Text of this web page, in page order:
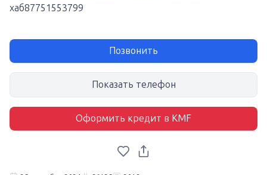
хаб87751553799
Позвонить
Показать телефон
Оформить кредит в KMF